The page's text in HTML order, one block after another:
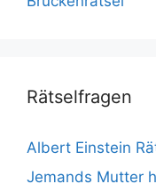
Rätselfragen
Albert Einstein
Jemands Mutter